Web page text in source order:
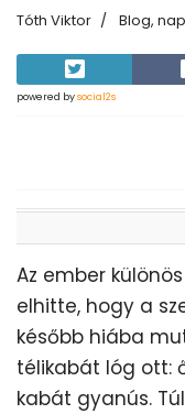
Tóth Viktor Blog,
powered bysocial2s
Az ember
elhitte, hogy a
később hiába
télikabát lóg ott:
kabát gyanús.